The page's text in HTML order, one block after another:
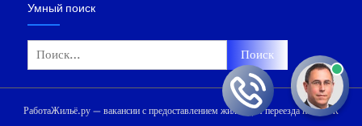
Умный поиск
Найти:
РаботаЖильё.ру — вакансии с предоставлением жилья для переезда на ПМЖ